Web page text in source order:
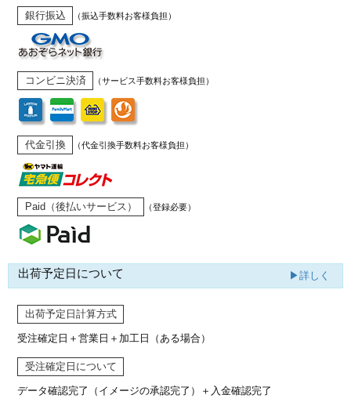
銀行振込 （振込手数料お客様負担）
コンビニ決済 （サービス手数料お客様負担）
代金引換 （代金引換手数料お客様負担）
Paid（後払いサービス） （登録必要）
出荷予定日について ▶詳しく
出荷予定日計算方式
受注確定日＋営業日＋加工日（ある場合）
受注確定日について
データ確認完了（イメージの承認完了） ＋入金確認完了